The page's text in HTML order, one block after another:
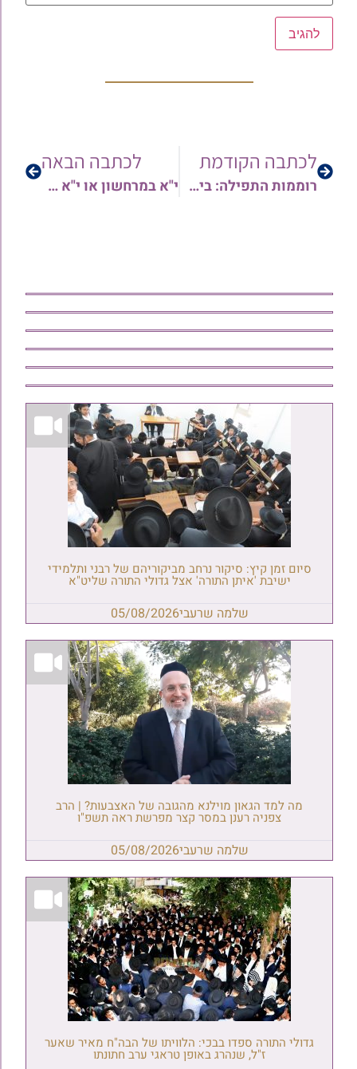
לכתבה הקודמת
רוממות התפילה: ביאור הסליחות – שני וחמישי | הרב יורם סרי
לכתבה הבאה
י"א במרחשון או י"א אייר: מתי נפטרה רחל אמנו ע"ה? | בירור נפלא
סיום זמן קיץ: סיקור נרחב מביקוריהם של רבני ותלמידי
ישיבת 'איתן התורה' אצל גדולי התורה שליט"א
שלמה שרעבי05/08/2026
מה למד הגאון מוילנא מהגובה של האצבעות? | הרב
צפניה רענן במסר קצר מפרשת ראה תשפ"ו
שלמה שרעבי05/08/2026
גדולי התורה ספדו בבכי: הלוויתו של הבה"ח מאיר שאער
ז"ל, שנהרג באופן טראגי ערב חתונתו